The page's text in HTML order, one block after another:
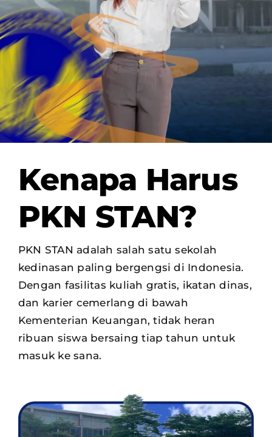
OUR PROGRAM
REGISTRATION
Kenapa Harus
PKN STAN?
PKN STAN adalah salah satu sekolah
kedinasan paling bergengsi di Indonesia.
Dengan fasilitas kuliah gratis, ikatan dinas,
dan karier cemerlang di bawah
Kementerian Keuangan, tidak heran
ribuan siswa bersaing tiap tahun untuk
masuk ke sana.